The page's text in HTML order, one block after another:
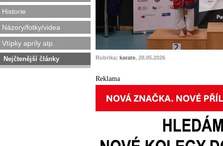
Historie
Názory/fotky/videa
Vtípky apríly atp.
Nejčtenější články Rubrika: karate, 28.05.2026
Reklama